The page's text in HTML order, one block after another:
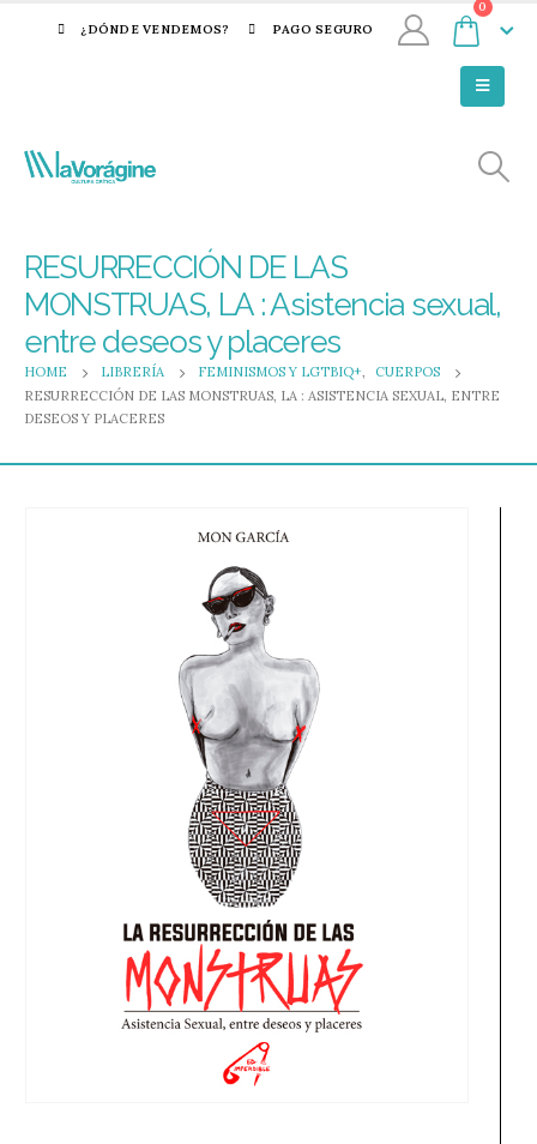
¿DÓNDE VENDEMOS? PAGO SEGURO
0
RESURRECCIÓN DE LAS
MONSTRUAS, LA : Asistencia sexual,
entre deseos y placeres
HOME LIBRERÍA FEMINISMOS Y LGTBIQ+,
CUERPOS
RESURRECCIÓN DE LAS MONSTRUAS, LA : ASISTENCIA SEXUAL, ENTRE
DESEOS Y PLACERES